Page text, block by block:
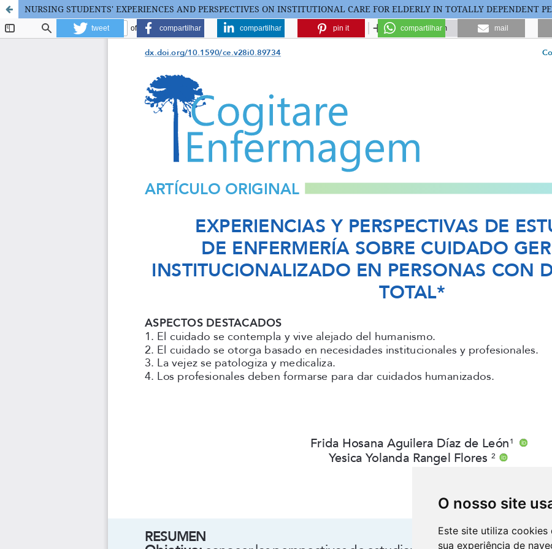
O nosso site
Este site utiliza
sua experiência de
NURSING STUDENTS' EXPERIENCES AND PERSPECTIVES ON INSTITUTIONAL CARE FOR ELDERLY IN TOTALLY DEPENDENT
tweet compartilhar compartilhar pin it compartilhar mail